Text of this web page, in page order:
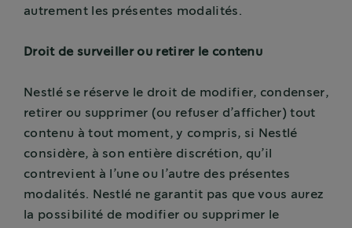
autrement les présentes modalités.
Droit de surveiller ou retirer le contenu
Nestlé se réserve le droit de modifier, condenser,
retirer ou supprimer (ou refuser d’afficher) tout
contenu à tout moment, y compris, si Nestlé
considère, à son entière discrétion, qu’il
contrevient à l’une ou l’autre des présentes
modalités. Nestlé ne garantit pas que vous aurez
la possibilité de modifier ou supprimer le